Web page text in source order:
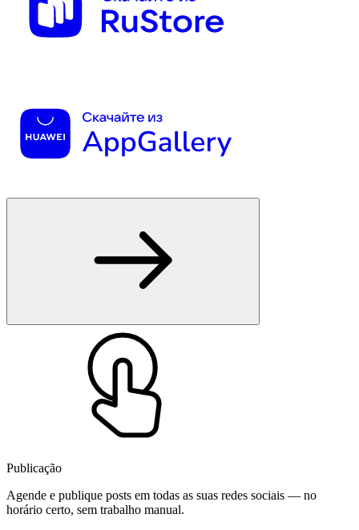
Publicação
Agende e publique posts em todas as suas redes sociais — no
horário certo, sem trabalho manual.